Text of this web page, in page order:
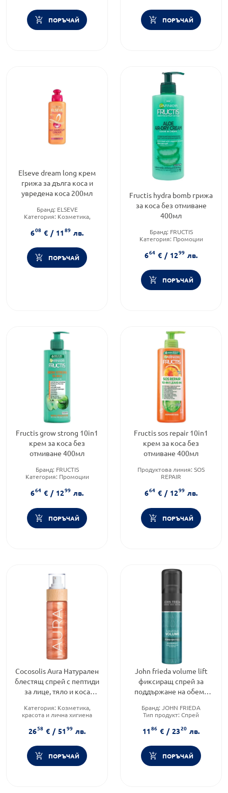
ПОРЪЧАЙ ПОРЪЧАЙ
Elseve dream long крем
грижа за дълга коса и
увредена коса 200мл
Бранд: ELSEVE
Категория: Козметика,
Тип козметика:Масова
козметика
608 € / 1189 лв.
ПОРЪЧАЙ
Fructis hydra bomb грижа
за коса без отмиване
400мл
Бранд: FRUCTIS
Категория: Промоции
664 € / 1299 лв.
ПОРЪЧАЙ
Fructis grow strong 10in1
крем за коса без
отмиване 400мл
Бранд: FRUCTIS
Категория: Промоции
664 € / 1299 лв.
ПОРЪЧАЙ
Fructis sos repair 10in1
крем за коса без
отмиване 400мл
Продуктова линия: SOS
REPAIR
Форма на продукта:крем
664 € / 1299 лв.
ПОРЪЧАЙ
Cocosolis Aura Натурален
блестящ спрей с пептиди
за лице, тяло и коса
Категория: Козметика,
красота и лична хигиена
козметика
Функционалност:
2658 € / 5199 лв.
ПОРЪЧАЙ
John frieda volume lift
фиксиращ спрей за
поддържане на обема
Бранд: JOHN FRIEDA
Тип продукт: Спрей
1186 € / 2320 лв.
ПОРЪЧАЙ